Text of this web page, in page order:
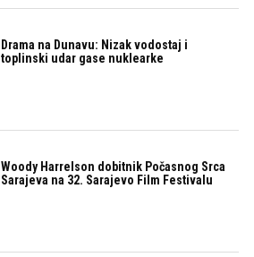
Drama na Dunavu: Nizak vodostaj i
toplinski udar gase nuklearke
Woody Harrelson dobitnik Počasnog Srca
Sarajeva na 32. Sarajevo Film Festivalu